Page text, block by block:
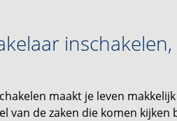
maakt je leven
van de zaken die komen